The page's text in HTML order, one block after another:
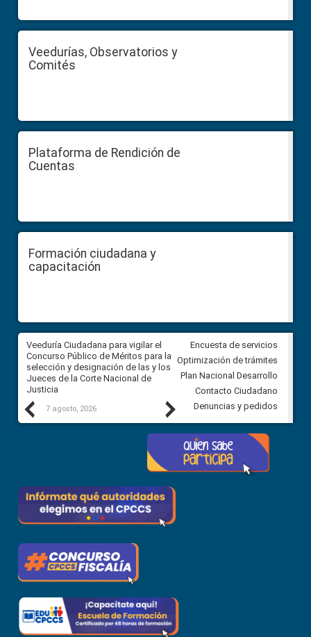
Veedurías, Observatorios y
Comités
Plataforma de Rendición de
Cuentas
Formación ciudadana y
capacitación
Previous
Veeduría Ciudadana para vigilar el
Concurso Público de Méritos para la
selección y designación de las y los
Jueces de la Corte Nacional de
Justicia
7 agosto, 2026
Veeduría para realizar el
seguimiento de la gestión
Autónomo Descentralizado
parroquial rural de Calacalí
6 agosto, 2026
Next
Encuesta de servicios
Optimización de trámites
Plan Nacional Desarrollo
Contacto Ciudadano
Denuncias y pedidos